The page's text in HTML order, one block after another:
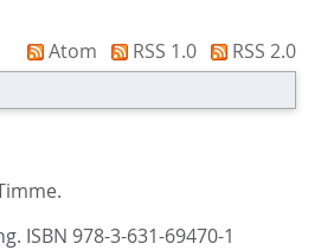
Atom RSS 1.0
RSS 2.0
ISBN 978-3-631-69470-1